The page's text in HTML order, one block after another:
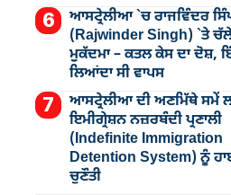
ਆਸਟ੍ਰੇਲੀਆ `ਚ ਰਾਜਵਿੰਦਰ
(Rajwinder Singh) `ਤੇ
ਮੁੁਕੱਦਮਾ – ਕਤਲ ਕੇਸ ਦਾ ਦੋਸ਼,
ਲਿਆਂਦਾ ਸੀ ਵਾਪਸ
ਆਸਟ੍ਰੇਲੀਆ ਦੀ ਅਣਮਿੱਥੇ ਸਮੇਂ
ਇਮੀਗ੍ਰੇਸ਼ਨ ਨਜ਼ਰਬੰਦੀ ਪ੍ਰਣਾਲੀ
(Indefinite Immigration
Detention System) ਨੂੰ
ਚੁਣੌਤੀ